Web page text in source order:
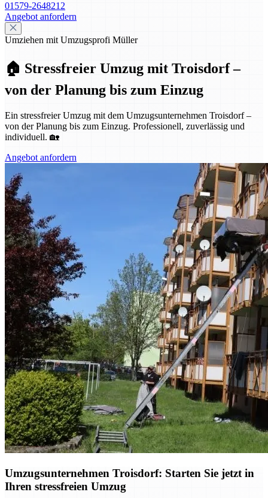
01579-2648212
Angebot anfordern
Umziehen mit Umzugsprofi Müller
🏠 Stressfreier Umzug mit Troisdorf –
von der Planung bis zum Einzug
Ein stressfreier Umzug mit dem Umzugsunternehmen Troisdorf –
von der Planung bis zum Einzug. Professionell, zuverlässig und
individuell. 🏡
Angebot anfordern
Umzugsunternehmen Troisdorf: Starten Sie jetzt in
Ihren stressfreien Umzug